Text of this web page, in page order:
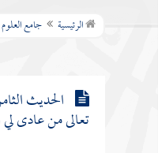
الرئيسية جامع
الحديث
الحديث
تعالى من عادى لي